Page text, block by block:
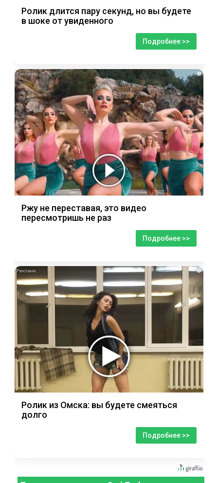
Ролик длится пару секунд, но вы будете
в шоке от увиденного
Подробнее >>
i
Ржу не переставая, это видео
пересмотришь не раз
Подробнее >>
i
Ролик из Омска: вы будете смеяться
долго
Подробнее >>